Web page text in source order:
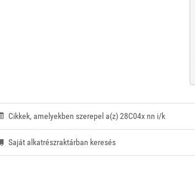
Cikkek, amelyekben szerepel a(z) 28C04x nn i/k
Saját alkatrészraktárban keresés